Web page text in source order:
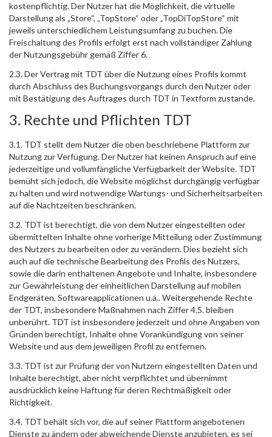
kostenpflichtig. Der Nutzer hat die Möglichkeit, die virtuelle
Darstellung als „Store“, „TopStore“ oder „TopDiTopStore“ mit
jeweils unterschiedlichem Leistungsumfang zu buchen. Die
Freischaltung des Profils erfolgt erst nach vollständiger Zahlung
der Nutzungsgebühr gemäß Ziffer 6.
2.3. Der Vertrag mit TDT über die Nutzung eines Profils kommt
durch Abschluss des Buchungsvorgangs durch den Nutzer oder
mit Bestätigung des Auftrages durch TDT in Textform zustande.
3. Rechte und Pflichten TDT
3.1. TDT stellt dem Nutzer die oben beschriebene Plattform zur
Nutzung zur Verfügung. Der Nutzer hat keinen Anspruch auf eine
jederzeitige und vollumfängliche Verfügbarkeit der Website. TDT
bemüht sich jedoch, die Website möglichst durchgängig verfügbar
zu halten und wird notwendige Wartungs- und Sicherheitsarbeiten
auf die Nachtzeiten beschränken.
3.2. TDT ist berechtigt, die von dem Nutzer eingestellten oder
übermittelten Inhalte ohne vorherige Mitteilung oder Zustimmung
des Nutzers zu bearbeiten oder zu verändern. Dies bezieht sich
auch auf die technische Bearbeitung des Profils des Nutzers,
sowie die darin enthaltenen Angebote und Inhalte, insbesondere
zur Gewährleistung der einheitlichen Darstellung auf mobilen
Endgeräten, Softwareapplicationen u.ä.. Weitergehende Rechte
der TDT, insbesondere Maßnahmen nach Ziffer 4.5. bleiben
unberührt. TDT ist insbesondere jederzeit und ohne Angaben von
Gründen berechtigt, Inhalte ohne Vorankündigung von seiner
Website und aus dem jeweiligen Profil zu entfernen.
3.3. TDT ist zur Prüfung der von Nutzern eingestellten Daten und
Inhalte berechtigt, aber nicht verpflichtet und übernimmt
ausdrücklich keine Haftung für deren Rechtmäßigkeit oder
Richtigkeit.
3.4. TDT behält sich vor, die auf seiner Plattform angebotenen
Dienste zu ändern oder abweichende Dienste anzubieten, es sei